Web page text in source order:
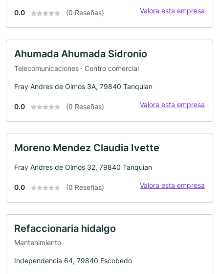
0.0 (0 Reseñas) Valora esta empresa
Ahumada Ahumada Sidronio
Telecomunicaciones · Centro comercial
Fray Andres de Olmos 3A, 79840 Tanquian
0.0 (0 Reseñas) Valora esta empresa
Moreno Mendez Claudia Ivette
Fray Andres de Olmos 32, 79840 Tanquian
0.0 (0 Reseñas) Valora esta empresa
Refaccionaria hidalgo
Mantenimiento
Independencia 64, 79840 Escobedo